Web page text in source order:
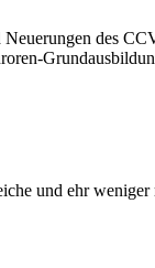
des
und ehr